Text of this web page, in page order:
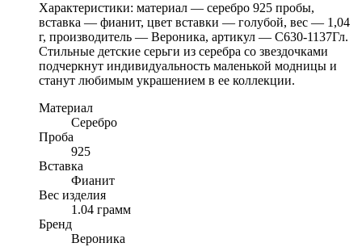
Характеристики: материал — серебро 925 пробы,
вставка — фианит, цвет вставки — голубой, вес — 1,04
г, производитель — Вероника, артикул — С630-1137Гл.
Стильные детские серьги из серебра со звездочками
подчеркнут индивидуальность маленькой модницы и
станут любимым украшением в ее коллекции.
Материал
Серебро
Проба
925
Вставка
Фианит
Вес изделия
1.04 грамм
Бренд
Вероника